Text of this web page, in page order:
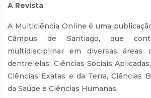
A Revista
A Multiciência Online é uma
Câmpus de Santiago, que
multidisciplinar em diversas áreas
dentre elas: Ciências Sociais
Ciências Exatas e da Terra, Ciências
da Saúde e Ciências Humanas.